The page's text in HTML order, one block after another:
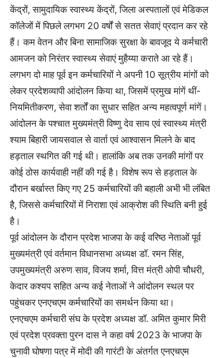
केंद्रों, सामुदायिक स्वास्थ्य केंद्रों, जिला अस्पतालों एवं मेडिकल
कॉलेजों में पिछले लगभग 20 वर्षों से सतत सेवाएं प्रदान कर रहे
हैं। कम वेतन और बिना सामाजिक सुरक्षा के बावजूद ये कर्मचारी
आमजन को निरंतर स्वास्थ्य सेवाएं मुहैय्या कराते आ रहे हैं।
लगभग दो माह पूर्व इन कर्मचारियों ने अपनी 10 सूत्रीय मांगों को
लेकर प्रदेशव्यापी आंदोलन किया था, जिसमें प्रमुख मांगें थीं-
नियमितीकरण, सेवा शर्तों का सुधार सहित अन्य महत्वपूर्ण मांगें।
आंदोलन के पश्चात मुख्यमंत्री विष्णु देव साय एवं स्वास्थ्य मंत्री
श्याम बिहारी जायसवाल से वार्ता एवं आश्वासन मिलने के बाद
हड़ताल स्थगित की गई थी। हालांकि अब तक उनकी मांगों पर
कोई ठोस कार्यवाही नहीं की गई है। विशेष रूप से हड़ताल के
दौरान बर्खास्त किए गए 25 कर्मचारियों की बहाली अभी भी लंबित
है, जिससे कर्मचारियों में निराशा एवं आक्रोश की स्थिति बनी हुई
है।
पूर्व आंदोलन के दौरान प्रदेश भाजपा के कई वरिष्ठ नेताओं पूर्व
मुख्यमंत्री एवं वर्तमान विधानसभा अध्यक्ष डॉ. रमन सिंह,
उपमुख्यमंत्री अरुण साव, विजय शर्मा, वित्त मंत्री ओपी चौधरी,
केदार कश्यप सहित अन्य कई नेताओं ने आंदोलन स्थल पर
पहुंचकर एनएचएम कर्मचारियों का समर्थन किया था।
एनएचएम कर्मचारी संघ के प्रदेश अध्यक्ष डॉ. अमित कुमार मिरी
एवं प्रदेश प्रवक्ता पुरन दास ने कहा वर्ष 2023 के भाजपा के
चुनावी घोषणा पत्र में मोदी की गारंटी के अंतर्गत एनएचएम